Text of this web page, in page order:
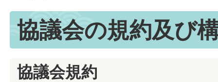
協議会の規約及び
協議会規約